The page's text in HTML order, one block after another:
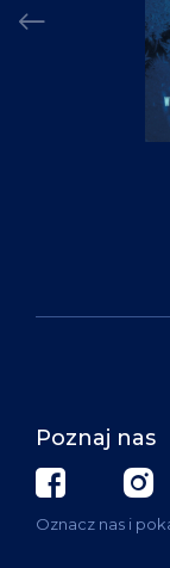
Poznaj nas
Oznacz nas i